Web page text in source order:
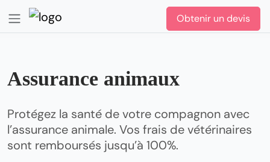
Obtenir un devis
Assurance animaux
Protégez la santé de votre compagnon avec
l’assurance animale. Vos frais de vétérinaires
sont remboursés jusqu’à 100%.